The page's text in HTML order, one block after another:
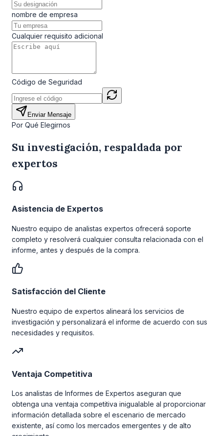
nombre de empresa
Cualquier requisito adicional
Código de Seguridad
Enviar Mensaje
Por Qué Elegirnos
Su investigación, respaldada por
expertos
Asistencia de Expertos
Nuestro equipo de analistas expertos ofrecerá soporte
completo y resolverá cualquier consulta relacionada con el
informe, antes y después de la compra.
Satisfacción del Cliente
Nuestro equipo de expertos alineará los servicios de
investigación y personalizará el informe de acuerdo con sus
necesidades y requisitos.
Ventaja Competitiva
Los analistas de Informes de Expertos aseguran que
obtenga una ventaja competitiva inigualable al proporcionar
información detallada sobre el escenario de mercado
existente, así como los mercados emergentes y de alto